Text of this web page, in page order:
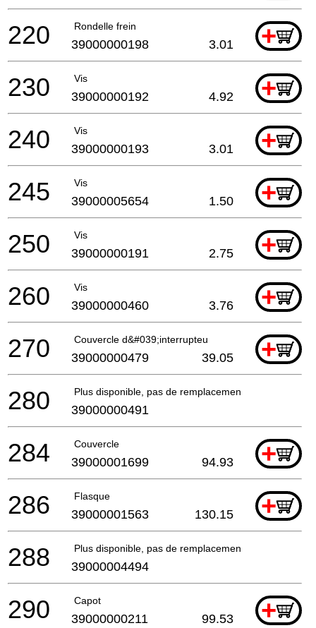
Rondelle frein +
220 39000000198 3.01
Vis +
230 39000000192 4.92
Vis +
240 39000000193 3.01
Vis +
245 39000005654 1.50
Vis +
250 39000000191 2.75
Vis +
260 39000000460 3.76
Couvercle d&#039;interrupteu +
270 39000000479 39.05
Plus disponible, pas de remplacement
280 39000000491
Couvercle +
284 39000001699 94.93
Flasque +
286 39000001563 130.15
Plus disponible, pas de remplacement
288 39000004494
Capot +
290 39000000211 99.53